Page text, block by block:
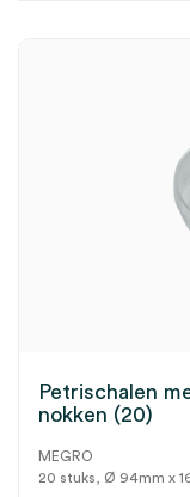
Petrischalen
nokken (20)
MEGRO
20 stuks, Ø 94mm x